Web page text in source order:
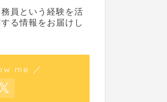
員という経験を活
る情報をお届けし
me ／